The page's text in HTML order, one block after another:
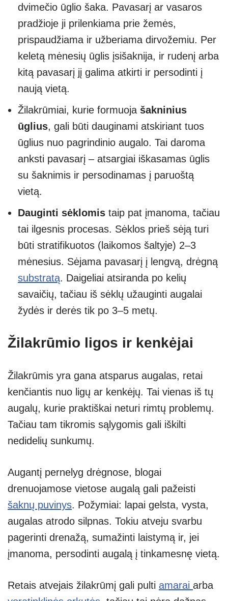
dvimečio ūglio šaka. Pavasarį ar vasaros
pradžioje ji prilenkiama prie žemės,
prispaudžiama ir užberiama dirvožemiu. Per
keletą mėnesių ūglis įsišaknija, ir rudenį arba
kitą pavasarį jį galima atkirti ir persodinti į
naują vietą.
Žilakrūmiai, kurie formuoja šakninius
ūglius, gali būti dauginami atskiriant tuos
ūglius nuo pagrindinio augalo. Tai daroma
anksti pavasarį – atsargiai iškasamas ūglis
su šaknimis ir persodinamas į paruoštą
vietą.
Dauginti sėklomis taip pat įmanoma, tačiau
tai ilgesnis procesas. Sėklos prieš sėją turi
būti stratifikuotos (laikomos šaltyje) 2–3
mėnesius. Sėjama pavasarį į lengvą, drėgną
substratą. Daigeliai atsiranda po kelių
savaičių, tačiau iš sėklų užauginti augalai
žydės ir derės tik po 3–5 metų.
Žilakrūmio ligos ir kenkėjai
Žilakrūmis yra gana atsparus augalas, retai
kenčiantis nuo ligų ar kenkėjų. Tai vienas iš tų
augalų, kurie praktiškai neturi rimtų problemų.
Tačiau tam tikromis sąlygomis gali iškilti
nedidelių sunkumų.
Augantį pernelyg drėgnose, blogai
drenuojamose vietose augalą gali pažeisti
šaknų puvinys. Požymiai: lapai gelsta, vysta,
augalas atrodo silpnas. Tokiu atveju svarbu
pagerinti drenažą, sumažinti laistymą ir, jei
įmanoma, persodinti augalą į tinkamesnę vietą.
Retais atvejais žilakrūmį gali pulti amarai arba